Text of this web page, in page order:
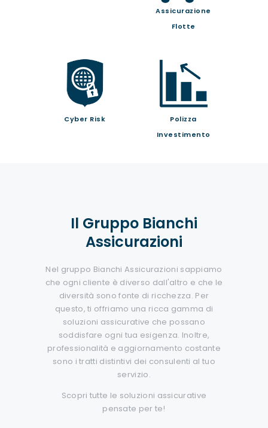
Assicurazione
Flotte
Cyber Risk
Polizza
Investimento
Il Gruppo Bianchi
Assicurazioni
Nel gruppo Bianchi Assicurazioni sappiamo
che ogni cliente è diverso dall'altro e che le
diversità sono fonte di ricchezza. Per
questo, ti offriamo una ricca gamma di
soluzioni assicurative che possano
soddisfare ogni tua esigenza. Inoltre,
professionalità e aggiornamento costante
sono i tratti distintivi dei consulenti al tuo
servizio.
Scopri tutte le soluzioni assicurative
pensate per te!